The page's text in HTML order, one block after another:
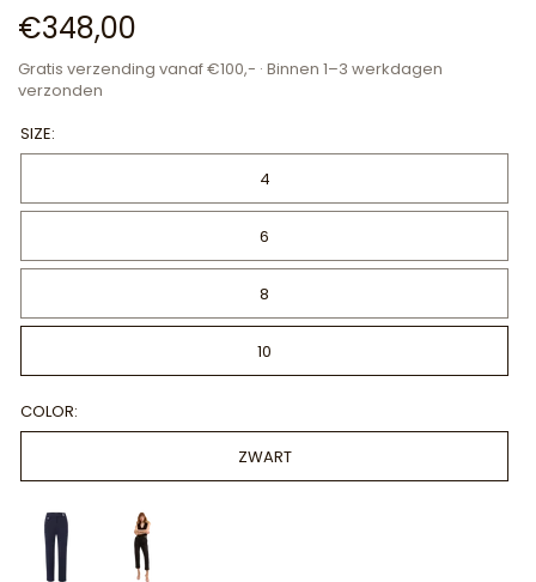
€348,00
Gratis verzending vanaf €100,- · Binnen 1–3 werkdagen
verzonden
SIZE:
4
6
8
10
COLOR:
ZWART